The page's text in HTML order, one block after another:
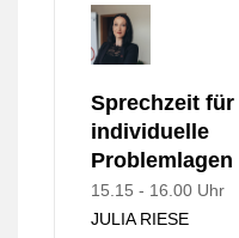
Sprechzeit für
individuelle
Problemlagen
15.15 - 16.00 Uhr
JULIA RIESE